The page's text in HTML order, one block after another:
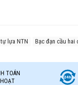
lựa NTN Bạc đạn cầu hai
TOÁN